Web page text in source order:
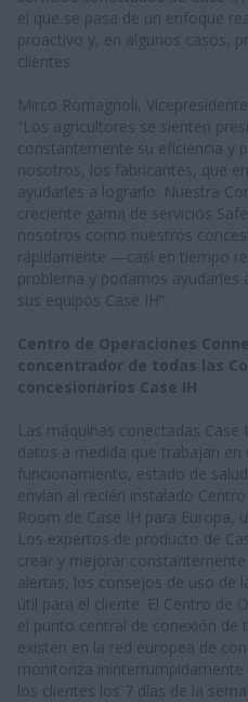
el que se pasa de un enfoque
proactivo y, en algunos casos,
clientes.
Mirco Romagnoli,
“Los agricultores se sienten
constantemente su eficiencia y
nosotros, los fabricantes, que
ayudarles a lograrlo. Nuestra
creciente gama de servicios
nosotros como nuestros
rápidamente —casi en tiempo
problema y podamos ayudarles
sus equipos Case IH”.
Centro de Operaciones
concentrador de todas las
concesionarios Case IH
Las máquinas conectadas
datos a medida que trabajan
funcionamiento, estado de
envían al recién instalado
Room de Case IH para Europa,
Los expertos de producto de
crear y mejorar
alertas, los consejos de uso de
útil para el cliente. El Centro de
el punto central de conexión de
existen en la red europea de
monitoriza
los clientes los 7 días de la